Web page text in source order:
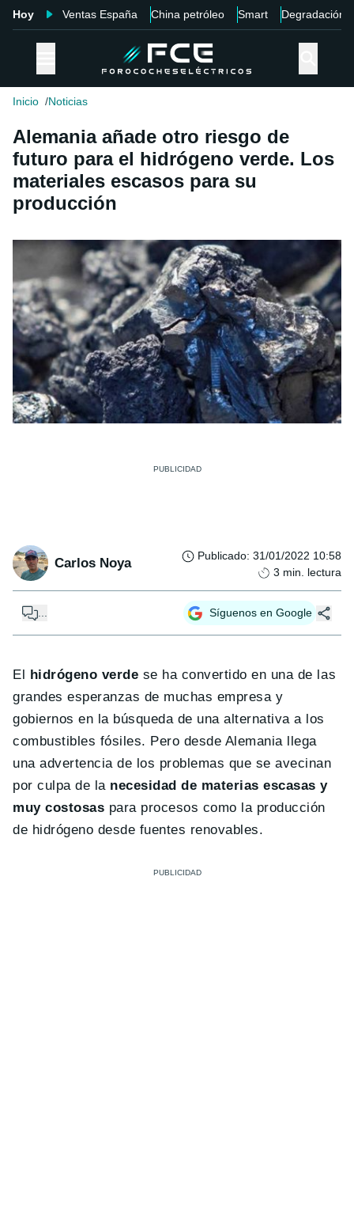
Hoy Ventas España China petróleo Smart Degradación
Inicio Noticias
Alemania añade otro riesgo de
futuro para el hidrógeno verde. Los
materiales escasos para su
producción
Carlos Noya Publicado: 31/01/2022 10:58
3 min. lectura
... Síguenos en Google
El hidrógeno verde se ha convertido en una de las
grandes esperanzas de muchas empresa y
gobiernos en la búsqueda de una alternativa a los
combustibles fósiles. Pero desde Alemania llega
una advertencia de los problemas que se avecinan
por culpa de la necesidad de materias escasas y
muy costosas para procesos como la producción
de hidrógeno desde fuentes renovables.